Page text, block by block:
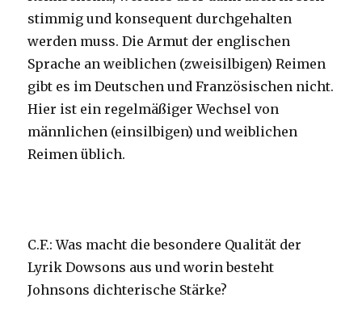
stimmig und konsequent durchgehalten
werden muss. Die Armut der englischen
Sprache an weiblichen (zweisilbigen) Reimen
gibt es im Deutschen und Französischen nicht.
Hier ist ein regelmäßiger Wechsel von
männlichen (einsilbigen) und weiblichen
Reimen üblich.
C.F.: Was macht die besondere Qualität der
Lyrik Dowsons aus und worin besteht
Johnsons dichterische Stärke?